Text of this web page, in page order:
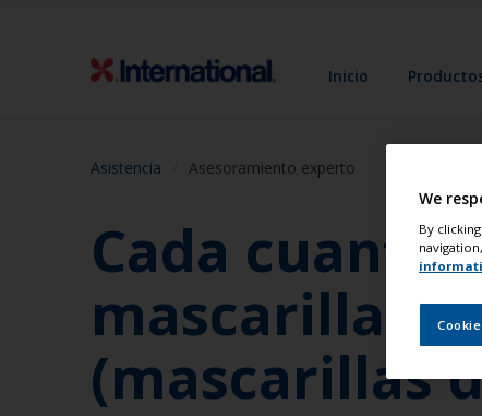
Inicio
Asistencia Asesoramiento experto
Cada cuanto
mascarillas
(mascarillas
We
By